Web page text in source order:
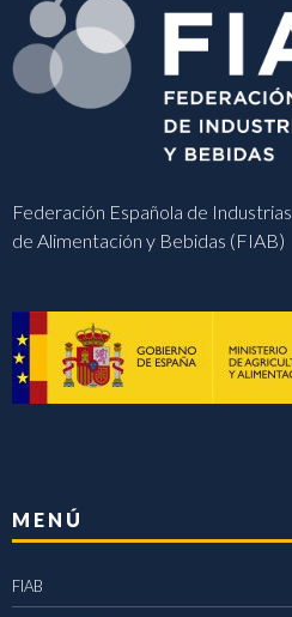
Federación Española de Industrias
de Alimentación y Bebidas (FIAB)
MENÚ
FIAB